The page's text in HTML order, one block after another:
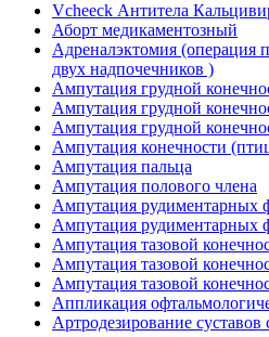
Vcheeck Антитела
Аборт медикаментозный
Адреналэктомия (операция
двух надпочечников )
Ампутация грудной
Ампутация грудной
Ампутация грудной
Ампутация конечности
Ампутация пальца
Ампутация полового члена
Ампутация рудиментарных
Ампутация рудиментарных
Ампутация тазовой
Ампутация тазовой
Ампутация тазовой
Аппликация
Артродезирование